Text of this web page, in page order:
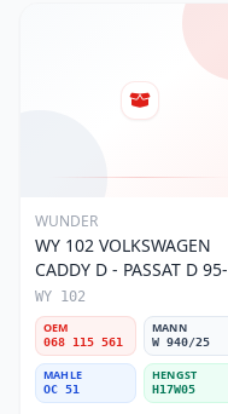
WUNDER
WY 102 VOLKSWAGEN
CADDY D - PASSAT D 95-
01 068 115 561 Yağ
Filtresi
WY 102
OEM
068 115 561
MANN
W 940/25
MAHLE
OC 51
HENGST
H17W05